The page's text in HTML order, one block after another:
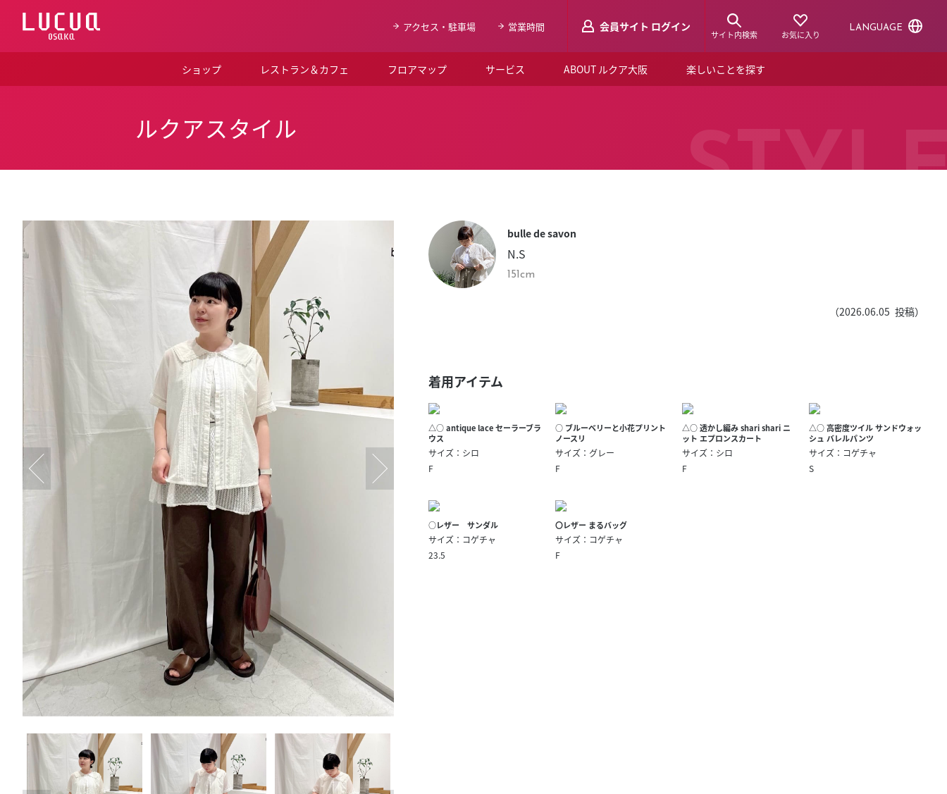
ス
アクセス・駐車場 営業時間 会員サイト ログイン
サイト内検索 お気に入り
LANGUAGE
ショップ レストラン＆カフェ フロアマップ サービス ABOUT ルクア大阪
SNSアカウント一覧
LUCUAブライダルクラブ
楽しいことを探す
ショップニュース
ルクアスタイル
ルクアスタイル
bulle de savon
N.S
151cm
（2026.06.05 投稿）
着用アイテム
△○ antique lace セーラーブラ
ウス
サイズ：シロ
F
○ ブルーベリーと小花プリント
ノースリ
サイズ：グレー
F
△○ 透かし編み shari shari ニ
ット エプロンスカート
サイズ：シロ
F
△○ 高密度ツイル サンドウォッ
シュ バレルパンツ
サイズ：コゲチャ
S
○レザー サンダル
サイズ：コゲチャ
23.5
〇レザー まるバッグ
サイズ：コゲチャ
F